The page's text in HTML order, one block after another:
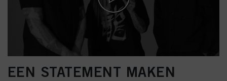
EEN STATEMENT MAKEN